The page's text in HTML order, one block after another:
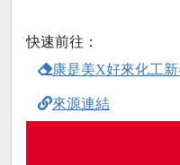
快速前往：
康是美X好來化工
來源連結